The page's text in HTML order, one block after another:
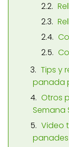
Tips y
panada
Otros
Semana
Video
panades